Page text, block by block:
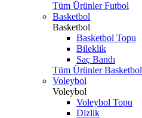
Tüm Ürünler Futbol
Basketbol
Basketbol
Basketbol Topu
Bileklik
Saç Bandı
Tüm Ürünler Basketbol
Voleybol
Voleybol
Voleybol Topu
Dizlik